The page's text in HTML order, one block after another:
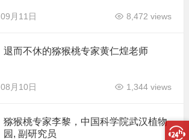
09月11日 8,472 views
退而不休的猕猴桃专家黄仁煌老师
08月10日 1,344 views
猕猴桃专家李黎，中国科学院武汉植物
园, 副研究员